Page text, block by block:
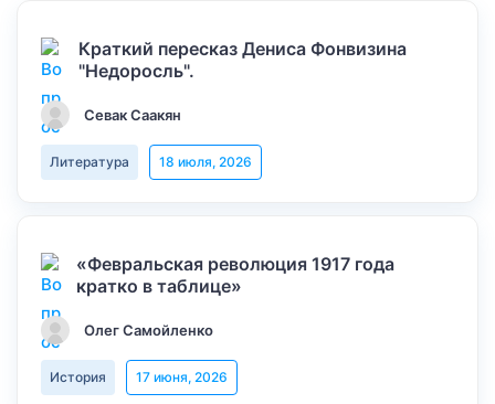
Краткий пересказ Дениса Фонвизина
"Недоросль".
Севак Саакян
Литература 18 июля, 2026
«Февральская революция 1917 года
кратко в таблице»
Олег Самойленко
История 17 июня, 2026